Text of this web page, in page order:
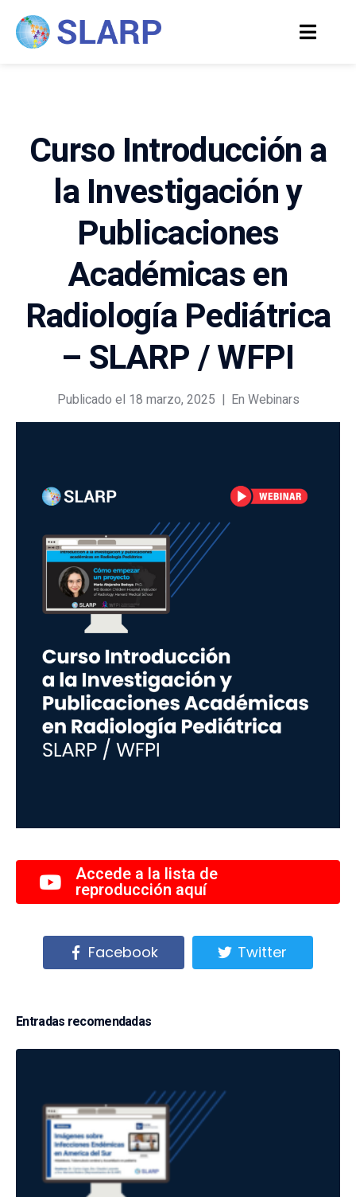
Curso Introducción a
la Investigación y
Publicaciones
Académicas en
Radiología Pediátrica
– SLARP / WFPI
Publicado el 18 marzo, 2025 En Webinars
Accede a la lista de
reproducción aquí
Facebook Twitter
Entradas recomendadas